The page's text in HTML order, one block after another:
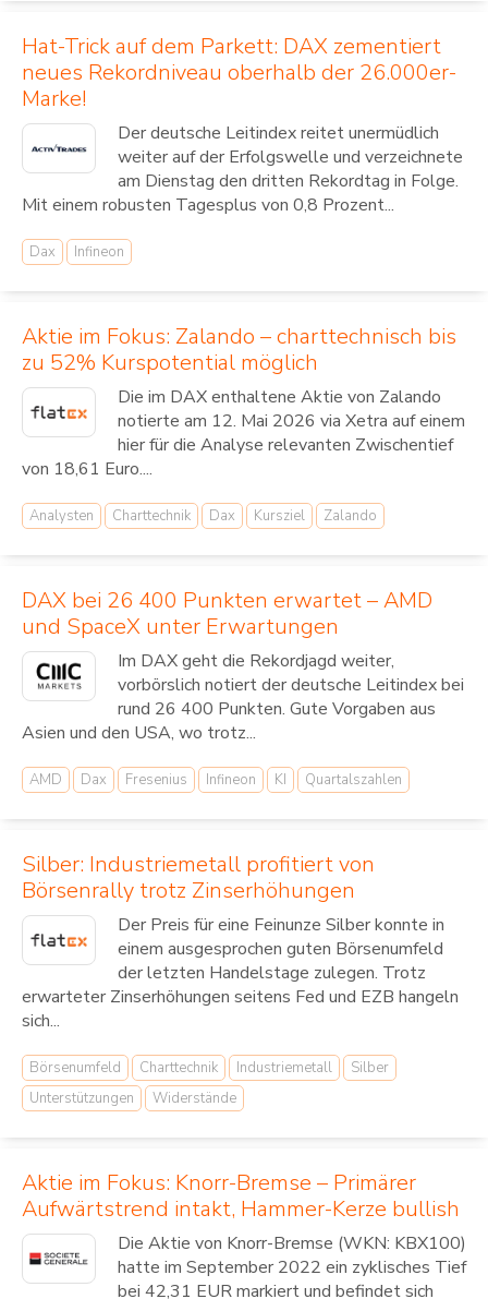
Hat-Trick auf dem Parkett: DAX zementiert
neues Rekordniveau oberhalb der 26.000er-
Marke!
Der deutsche Leitindex reitet unermüdlich
weiter auf der Erfolgswelle und verzeichnete
am Dienstag den dritten Rekordtag in Folge.
Mit einem robusten Tagesplus von 0,8 Prozent...
Dax Infineon
Aktie im Fokus: Zalando – charttechnisch bis
zu 52% Kurspotential möglich
Die im DAX enthaltene Aktie von Zalando
notierte am 12. Mai 2026 via Xetra auf einem
hier für die Analyse relevanten Zwischentief
von 18,61 Euro....
Analysten Charttechnik Dax Kursziel Zalando
DAX bei 26 400 Punkten erwartet – AMD
und SpaceX unter Erwartungen
Im DAX geht die Rekordjagd weiter,
vorbörslich notiert der deutsche Leitindex bei
rund 26 400 Punkten. Gute Vorgaben aus
Asien und den USA, wo trotz...
AMD Dax Fresenius Infineon KI Quartalszahlen
Silber: Industriemetall profitiert von
Börsenrally trotz Zinserhöhungen
Der Preis für eine Feinunze Silber konnte in
einem ausgesprochen guten Börsenumfeld
der letzten Handelstage zulegen. Trotz
erwarteter Zinserhöhungen seitens Fed und EZB hangeln
sich...
Börsenumfeld Charttechnik Industriemetall
Silber
Unterstützungen
Widerstände
Aktie im Fokus: Knorr-Bremse – Primärer
Aufwärtstrend intakt, Hammer-Kerze bullish
Die Aktie von Knorr-Bremse (WKN: KBX100)
hatte im September 2022 ein zyklisches Tief
bei 42,31 EUR markiert und befindet sich